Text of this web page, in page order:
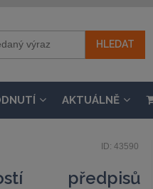
AKTUÁLNĚ
ID: 43590
předpisů